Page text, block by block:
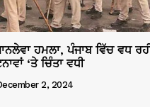
ਹਮਲਾ, ਪੰਜਾਬ ਵਿੱਚ ਵਧ
‘ਤੇ ਚਿੰਤਾ ਵਧੀ
2, 2024